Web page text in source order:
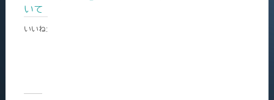
いて
いいね: